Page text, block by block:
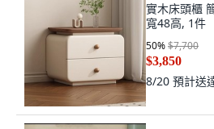
實木床頭櫃
寬48高, 1件
50%$7,700
$3,850
8/20 預計送